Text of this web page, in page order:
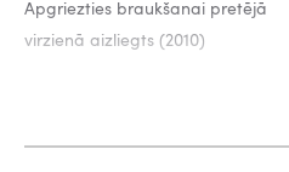
Apgriezties braukšanai pretējā
virzienā aizliegts (2010)